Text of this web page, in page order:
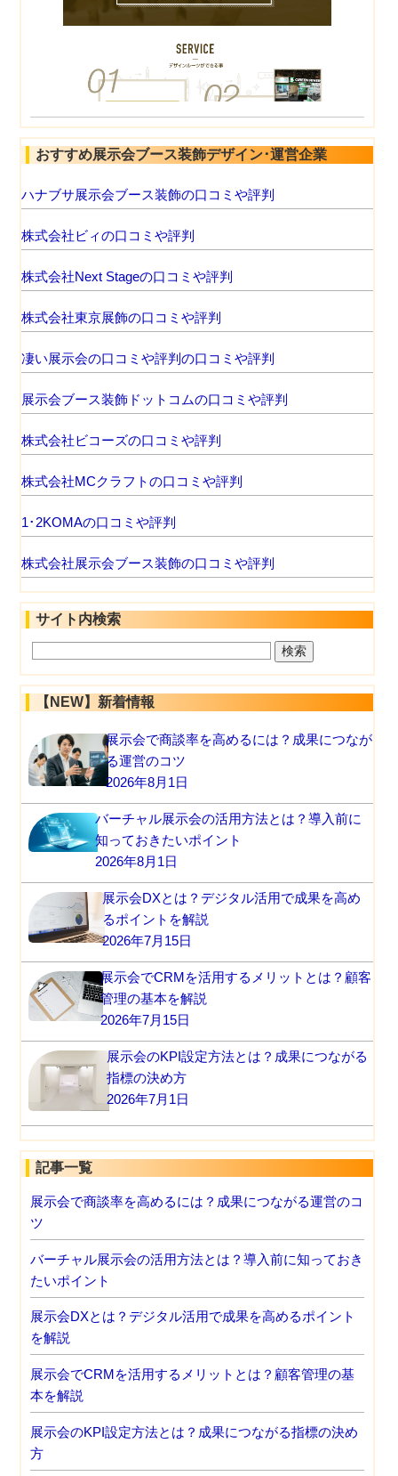
おすすめ展示会ブース装飾デザイン･運営企業
ハナブサ展示会ブース装飾の口コミや評判
株式会社ビィの口コミや評判
株式会社Next Stageの口コミや評判
株式会社東京展飾の口コミや評判
凄い展示会の口コミや評判の口コミや評判
展示会ブース装飾ドットコムの口コミや評判
株式会社ビコーズの口コミや評判
株式会社MCクラフトの口コミや評判
1･2KOMAの口コミや評判
株式会社展示会ブース装飾の口コミや評判
サイト内検索
【NEW】新着情報
展示会で商談率を高めるには？成果につなが
る運営のコツ
2026年8月1日
バーチャル展示会の活用方法とは？導入前に
知っておきたいポイント
2026年8月1日
展示会DXとは？デジタル活用で成果を高め
るポイントを解説
2026年7月15日
展示会でCRMを活用するメリットとは？顧客
管理の基本を解説
2026年7月15日
展示会のKPI設定方法とは？成果につながる
指標の決め方
2026年7月1日
記事一覧
展示会で商談率を高めるには？成果につながる運営のコ
ツ
バーチャル展示会の活用方法とは？導入前に知っておき
たいポイント
展示会DXとは？デジタル活用で成果を高めるポイント
を解説
展示会でCRMを活用するメリットとは？顧客管理の基
本を解説
展示会のKPI設定方法とは？成果につながる指標の決め
方